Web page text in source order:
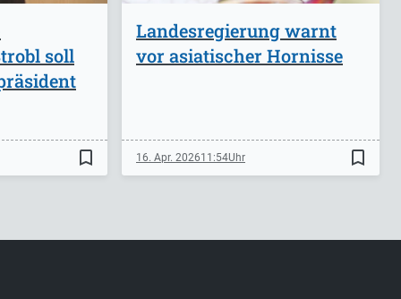
soll
bookmark_border
Landesregierung warnt
vor asiatischer Hornisse
16. Apr. 202611:54 bookmark_border